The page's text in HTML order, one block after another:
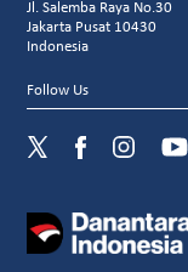
Jl. Salemba Raya No.30
Jakarta Pusat 10430
Indonesia
Follow Us